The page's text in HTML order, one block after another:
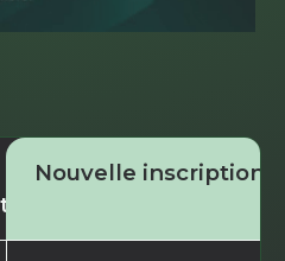
Nouvelle inscription